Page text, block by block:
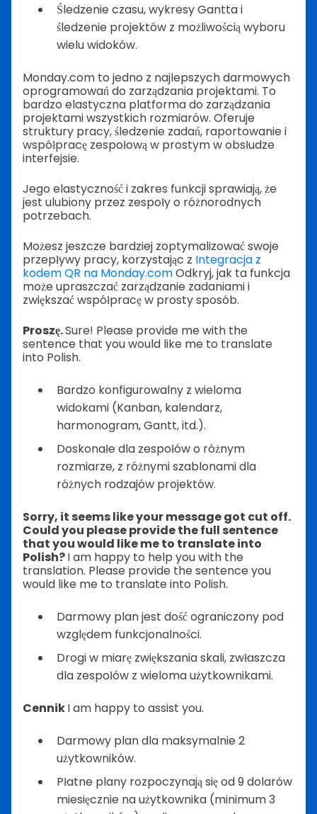
Śledzenie czasu, wykresy Gantta i
śledzenie projektów z możliwością wyboru
wielu widoków.
Monday.com to jedno z najlepszych darmowych
oprogramowań do zarządzania projektami. To
bardzo elastyczna platforma do zarządzania
projektami wszystkich rozmiarów. Oferuje
struktury pracy, śledzenie zadań, raportowanie i
współpracę zespołową w prostym w obsłudze
interfejsie.
Jego elastyczność i zakres funkcji sprawiają, że
jest ulubiony przez zespoły o różnorodnych
potrzebach.
Możesz jeszcze bardziej zoptymalizować swoje
przepływy pracy, korzystając z Integracja z
kodem QR na Monday.comOdkryj, jak ta funkcja
może upraszczać zarządzanie zadaniami i
zwiększać współpracę w prosty sposób.
Proszę.Sure! Please provide me with the
sentence that you would like me to translate
into Polish.
Bardzo konfigurowalny z wieloma
widokami (Kanban, kalendarz,
harmonogram, Gantt, itd.).
Doskonałe dla zespołów o różnym
rozmiarze, z różnymi szablonami dla
różnych rodzajów projektów.
Sorry, it seems like your message got cut off.
Could you please provide the full sentence
that you would like me to translate into
Polish?I am happy to help you with the
translation. Please provide the sentence you
would like me to translate into Polish.
Darmowy plan jest dość ograniczony pod
względem funkcjonalności.
Drogi w miarę zwiększania skali, zwłaszcza
dla zespołów z wieloma użytkownikami.
CennikI am happy to assist you.
Darmowy plan dla maksymalnie 2
użytkowników.
Płatne plany rozpoczynają się od 9 dolarów
miesięcznie na użytkownika (minimum 3